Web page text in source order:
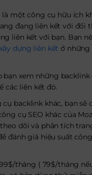
một công cụ hữu ích
đang liên kết với đối
liên kết với bạn. Bạn
xây dựng liên kết ở những
bạn xem những backlink
các liên kết đó.
backlink khác, bạn sẽ
cụ SEO khác của
dõi và phân tích
đánh giá hiệu suất
tháng ( 79$/tháng